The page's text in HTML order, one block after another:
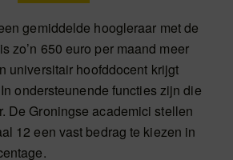
gemiddelde hoogleraar met de
zo’n 650 euro per maand meer
universitair hoofddocent krijgt
In ondersteunende functies zijn die
De Groningse academici stellen
12 een vast bedrag te kiezen in